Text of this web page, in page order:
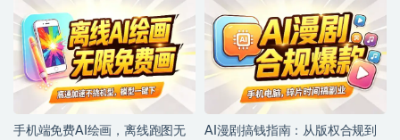
手机端免费AI绘画，离线跑图无
AI漫剧搞钱指南：从版权合规到